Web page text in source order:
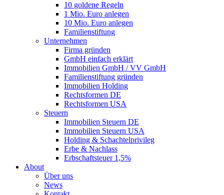
10 goldene Regeln
1 Mio. Euro anlegen
10 Mio. Euro anlegen
Familienstiftung
Unternehmen
Firma gründen
GmbH einfach erklärt
Immobilien GmbH / VV GmbH
Familienstiftung gründen
Immobilien Holding
Rechtsformen DE
Rechtsformen USA
Steuern
Immobilien Steuern DE
Immobilien Steuern USA
Holding & Schachtelprivileg
Erbe & Nachlass
Erbschaftsteuer 1,5%
About
Über uns
News